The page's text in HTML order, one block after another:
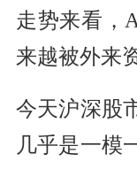
走势来看，
来越被外来
今天沪深股
几乎是一模